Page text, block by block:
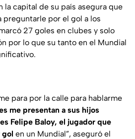
la capital de su país asegura que
preguntarle por el gol a los
27 goles en clubes y solo
por lo que su tanto en el Mundial
para por la calle para hablarme
me presentan a sus hijos
Felipe Baloy, el jugador que
gol en un Mundial”, aseguró el